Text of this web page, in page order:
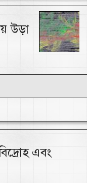
উড়া
এবং